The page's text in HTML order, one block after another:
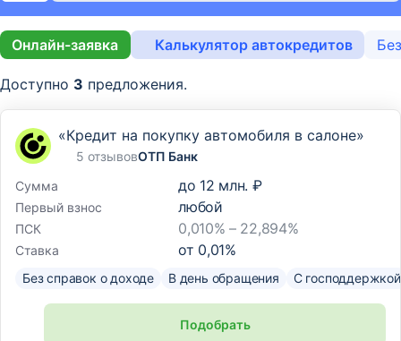
Онлайн-заявка Калькулятор автокредитов
Доступно 3 предложения.
«Кредит на покупку автомобиля в салоне»
5 отзывовОТП Банк
Сумма
до 12 млн. ₽
Первый взнос любой
ПСК 0,010% – 22,894%
Ставка от 0,01%
Без справок о доходе В день обращения С господдержкой
Подобрать